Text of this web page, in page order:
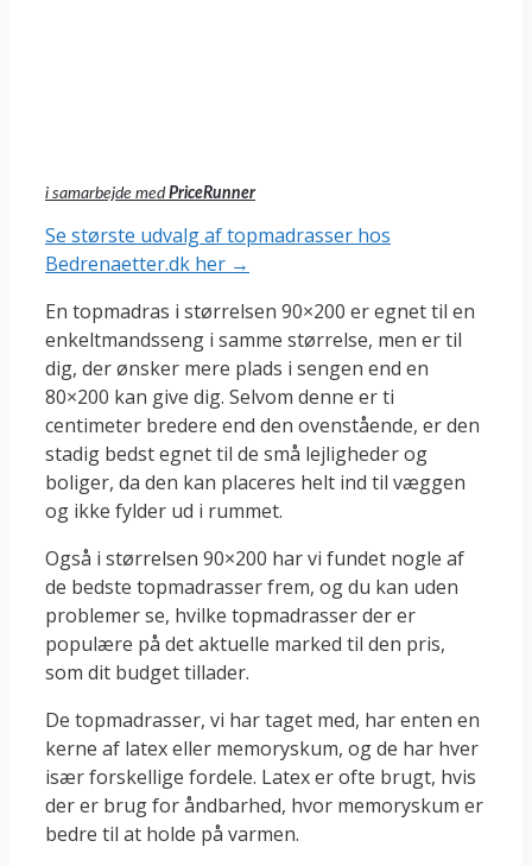
i samarbejde medPriceRunner
Se største udvalg af topmadrasser hos
Bedrenaetter.dk her →
En topmadras i størrelsen 90×200 er egnet til en
enkeltmandsseng i samme størrelse, men er til
dig, der ønsker mere plads i sengen end en
80×200 kan give dig. Selvom denne er ti
centimeter bredere end den ovenstående, er den
stadig bedst egnet til de små lejligheder og
boliger, da den kan placeres helt ind til væggen
og ikke fylder ud i rummet.
Også i størrelsen 90×200 har vi fundet nogle af
de bedste topmadrasser frem, og du kan uden
problemer se, hvilke topmadrasser der er
populære på det aktuelle marked til den pris,
som dit budget tillader.
De topmadrasser, vi har taget med, har enten en
kerne af latex eller memoryskum, og de har hver
især forskellige fordele. Latex er ofte brugt, hvis
der er brug for åndbarhed, hvor memoryskum er
bedre til at holde på varmen.